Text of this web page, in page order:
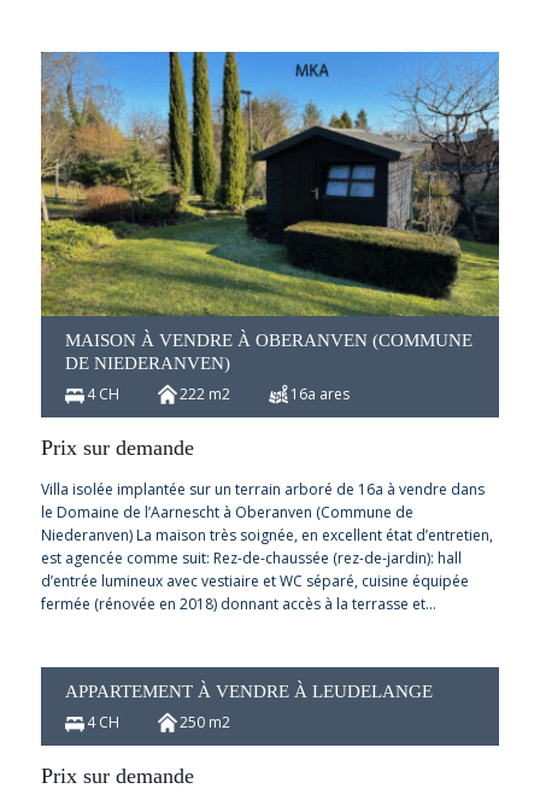
MAISON À VENDRE À OBERANVEN (COMMUNE
DE NIEDERANVEN)
4 CH 222 m2 16a ares
Prix sur demande
Villa isolée implantée sur un terrain arboré de 16a à vendre dans
le Domaine de l’Aarnescht à Oberanven (Commune de
Niederanven) La maison très soignée, en excellent état d’entretien,
est agencée comme suit: Rez-de-chaussée (rez-de-jardin): hall
d’entrée lumineux avec vestiaire et WC séparé, cuisine équipée
fermée (rénovée en 2018) donnant accès à la terrasse et…
APPARTEMENT À VENDRE À LEUDELANGE
4 CH 250 m2
Prix sur demande